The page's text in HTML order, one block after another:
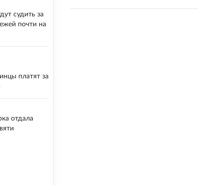
судить за
почти на
платят за
отдала